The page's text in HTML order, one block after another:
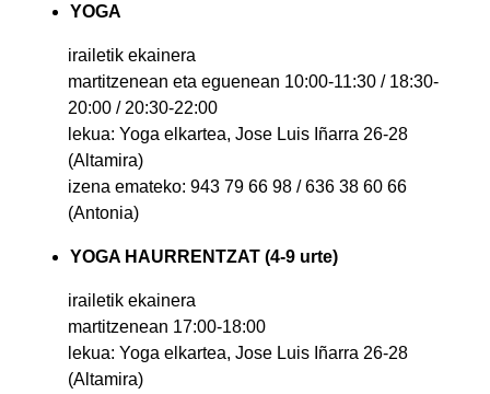
YOGA
irailetik ekainera
martitzenean eta eguenean 10:00-11:30 / 18:30-
20:00 / 20:30-22:00
lekua: Yoga elkartea, Jose Luis Iñarra 26-28
(Altamira)
izena emateko: 943 79 66 98 / 636 38 60 66
(Antonia)
YOGA HAURRENTZAT (4-9 urte)
irailetik ekainera
martitzenean 17:00-18:00
lekua: Yoga elkartea, Jose Luis Iñarra 26-28
(Altamira)